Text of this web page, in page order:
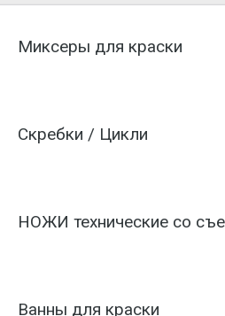
Миксеры для краски
Скребки / Цикли
НОЖИ технические со
Ванны для краски